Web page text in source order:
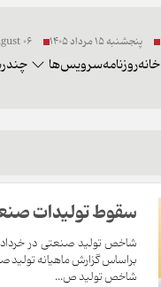
پنجشنبه ۱۵ مرداد ۱۴۰۵ 06 2026August
خانهروزنامهسرویس‌ها
سقوط تولیدات
براساس گزارش ماهیانه تولید
شاخص تولید ص...